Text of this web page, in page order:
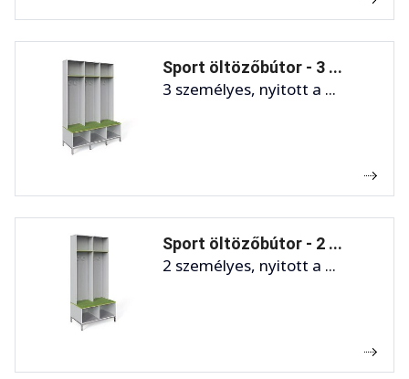
Sport öltözőbútor - 3 ...
3 személyes, nyitott a ...
Sport öltözőbútor - 2 ...
2 személyes, nyitott a ...